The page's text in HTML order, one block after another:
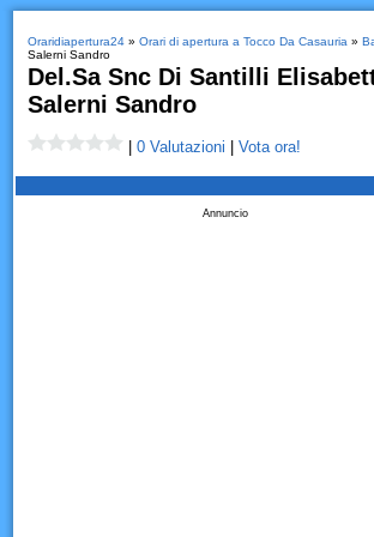
Oraridiapertura24» Orari di apertura a Tocco Da Casauria »
Salerni Sandro
Del.Sa Snc Di Santilli
Salerni Sandro
0 Valutazioni Vota ora!
Annuncio